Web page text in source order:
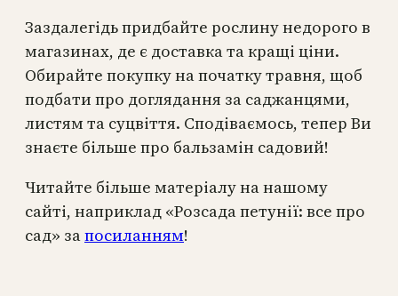
Заздалегідь придбайте рослину недорого в
магазинах, де є доставка та кращі ціни.
Обирайте покупку на початку травня, щоб
подбати про доглядання за саджанцями,
листям та суцвіття. Сподіваємось, тепер Ви
знаєте більше про бальзамін садовий!
Читайте більше матеріалу на нашому
сайті, наприклад «Розсада петунії: все про
сад» запосиланням!